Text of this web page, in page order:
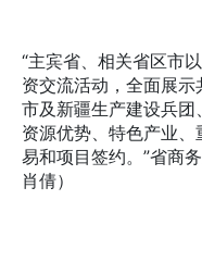
“主宾省、相关省区市
资交流活动，全面展示
市及新疆生产建设兵团
资源优势、特色产业
易和项目签约。”省商
肖倩）